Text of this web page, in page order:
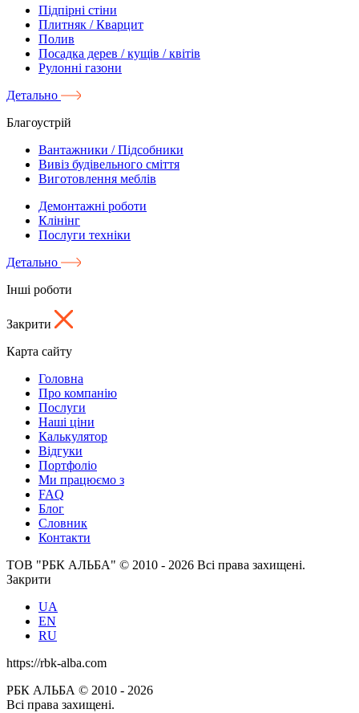
Підпірні стіни
Плитняк / Кварцит
Полив
Посадка дерев / кущів / квітів
Рулонні газони
Детально
Благоустрій
Вантажники / Підсобники
Вивіз будівельного сміття
Виготовлення меблів
Демонтажні роботи
Клінінг
Послуги техніки
Детально
Інші роботи
Закрити
Карта сайту
Головна
Про компанію
Послуги
Наші ціни
Калькулятор
Відгуки
Портфоліо
Ми працюємо з
FAQ
Блог
Словник
Контакти
ТОВ "РБК АЛЬБА" © 2010 - 2026 Всі права захищені.
Закрити
UA
EN
RU
https://rbk-alba.com
РБК АЛЬБА © 2010 - 2026
Всі права захищені.